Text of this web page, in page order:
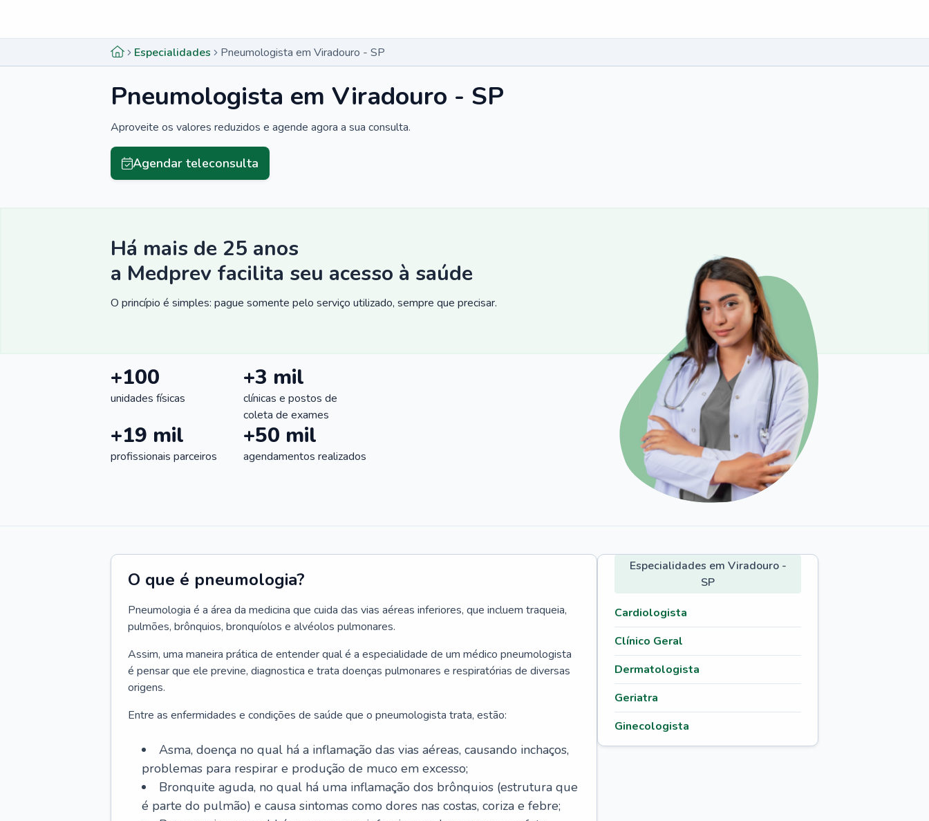
Especialidades Pneumologista em Viradouro - SP
Pneumologista em Viradouro - SP
Aproveite os valores reduzidos e agende agora a sua consulta.
Agendar teleconsulta
Há mais de 25 anos
a Medprev facilita seu acesso à saúde
O princípio é simples: pague somente pelo serviço utilizado, sempre que precisar.
+100
unidades físicas
+3 mil
clínicas e postos de
coleta de exames
+19 mil
profissionais parceiros
+50 mil
agendamentos realizados
O que é pneumologia?
Pneumologia é a área da medicina que cuida das vias aéreas inferiores, que incluem traqueia,
pulmões, brônquios, bronquíolos e alvéolos pulmonares.
Assim, uma maneira prática de entender qual é a especialidade de um médico pneumologista
é pensar que ele previne, diagnostica e trata doenças pulmonares e respiratórias de diversas
origens.
Entre as enfermidades e condições de saúde que o pneumologista trata, estão:
Asma, doença no qual há a inflamação das vias aéreas, causando inchaços,
problemas para respirar e produção de muco em excesso;
Bronquite aguda, no qual há uma inflamação dos brônquios (estrutura que
é parte do pulmão) e causa sintomas como dores nas costas, coriza e febre;
Especialidades em Viradouro -
SP
Cardiologista
Clínico Geral
Dermatologista
Geriatra
Ginecologista